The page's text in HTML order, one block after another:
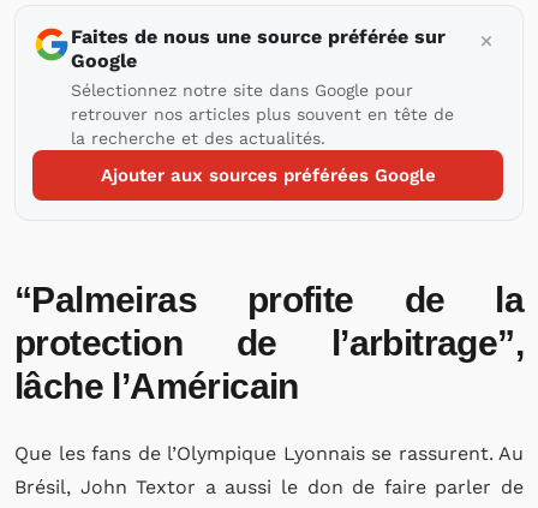
Faites de nous une source préférée sur
Google
Sélectionnez notre site dans Google pour
retrouver nos articles plus souvent en tête de
la recherche et des actualités.
Ajouter aux sources préférées Google
“Palmeiras profite de la
protection de l’arbitrage”,
lâche l’Américain
Que les fans de l’Olympique Lyonnais se rassurent. Au
Brésil, John Textor a aussi le don de faire parler de